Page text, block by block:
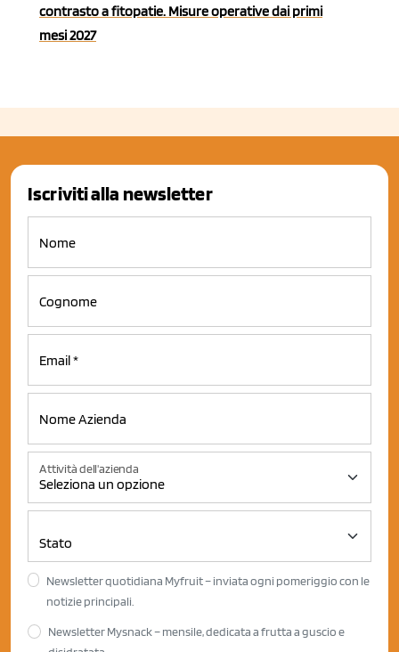
contrasto a fitopatie. Misure operative dai primi
mesi 2027
Iscriviti alla newsletter
Attività dell'azienda
Newsletter quotidiana Myfruit – inviata ogni pomeriggio con le
notizie principali.
Newsletter Mysnack – mensile, dedicata a frutta a guscio e